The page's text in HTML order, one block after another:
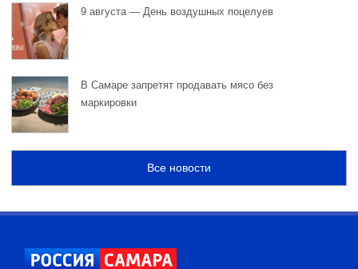
9 августа — День воздушных поцелуев
В Самаре запретят продавать мясо без
маркировки
Все новости